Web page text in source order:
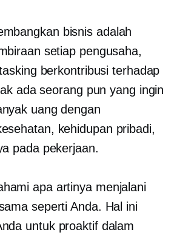
bisnis adalah
setiap pengusaha,
berkontribusi terhadap
ada seorang pun yang ingin
uang dengan
kehidupan pribadi,
pada pekerjaan.
apa artinya menjalani
seperti Anda. Hal ini
untuk proaktif dalam